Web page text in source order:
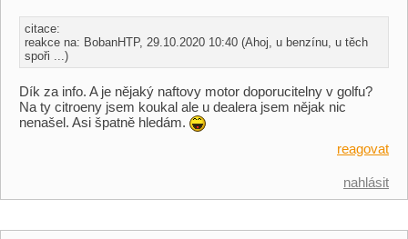
citace:
reakce na: BobanHTP, 29.10.2020 10:40 (Ahoj, u benzínu, u těch
spoři ...)
Dík za info. A je nějaký naftovy motor doporucitelny v golfu?
Na ty citroeny jsem koukal ale u dealera jsem nějak nic
nenašel. Asi špatně hledám.
reagovat
nahlásit